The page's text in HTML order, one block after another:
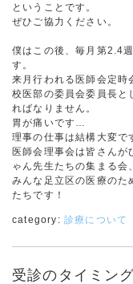
ということです。
ぜひご協力ください。
僕はこの後、毎月第2.4
す。
来月行われる医師会定時
校医部の委員会委員長と
ればなりません。
胃が痛いです…
理事の仕事は結構大変で
医師会理事会は皆さん
ゃん先生たちの集まる会
みんな足立区の医療のた
たちです！
category: 診療について
受診のタイミン